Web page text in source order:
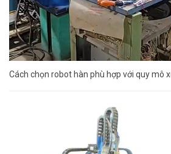
Cách chọn robot hàn phù hợp với quy mô